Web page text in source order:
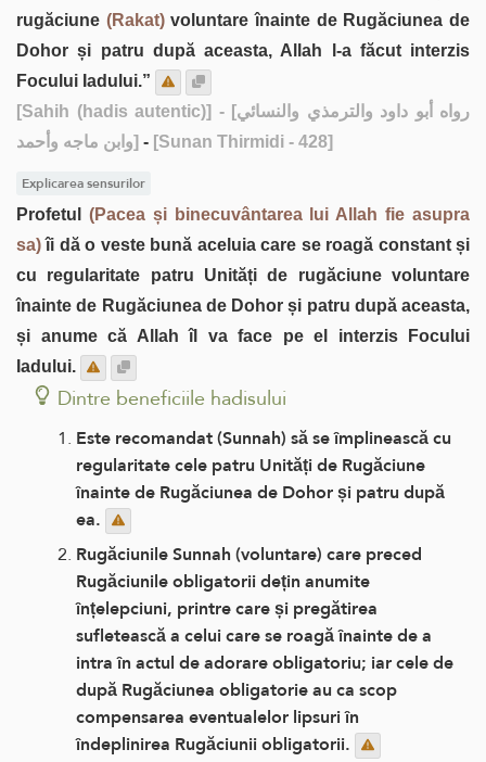
rugăciune (Rakat)voluntare înainte de Rugăciunea de
Dohor și patru după aceasta, Allah l-a făcut interzis
Focului Iadului.”
[Sahih (hadis autentic)] - [رواه أبو داود والترمذي والنسائي
وابن ماجه وأحمد] - [Sunan Thirmidi - 428]
Explicarea sensurilor
Profetul (Pacea și binecuvântarea lui Allah fie asupra
sa)îi dă o veste bună aceluia care se roagă constant și
cu regularitate patru Unități de rugăciune voluntare
înainte de Rugăciunea de Dohor și patru după aceasta,
și anume că Allah îl va face pe el interzis Focului
Iadului.
Dintre beneficiile hadisului
Este recomandat (Sunnah) să se împlinească cu
regularitate cele patru Unități de Rugăciune
înainte de Rugăciunea de Dohor și patru după
ea.
Rugăciunile Sunnah (voluntare) care preced
Rugăciunile obligatorii dețin anumite
înțelepciuni, printre care și pregătirea
sufletească a celui care se roagă înainte de a
intra în actul de adorare obligatoriu; iar cele de
după Rugăciunea obligatorie au ca scop
compensarea eventualelor lipsuri în
îndeplinirea Rugăciunii obligatorii.